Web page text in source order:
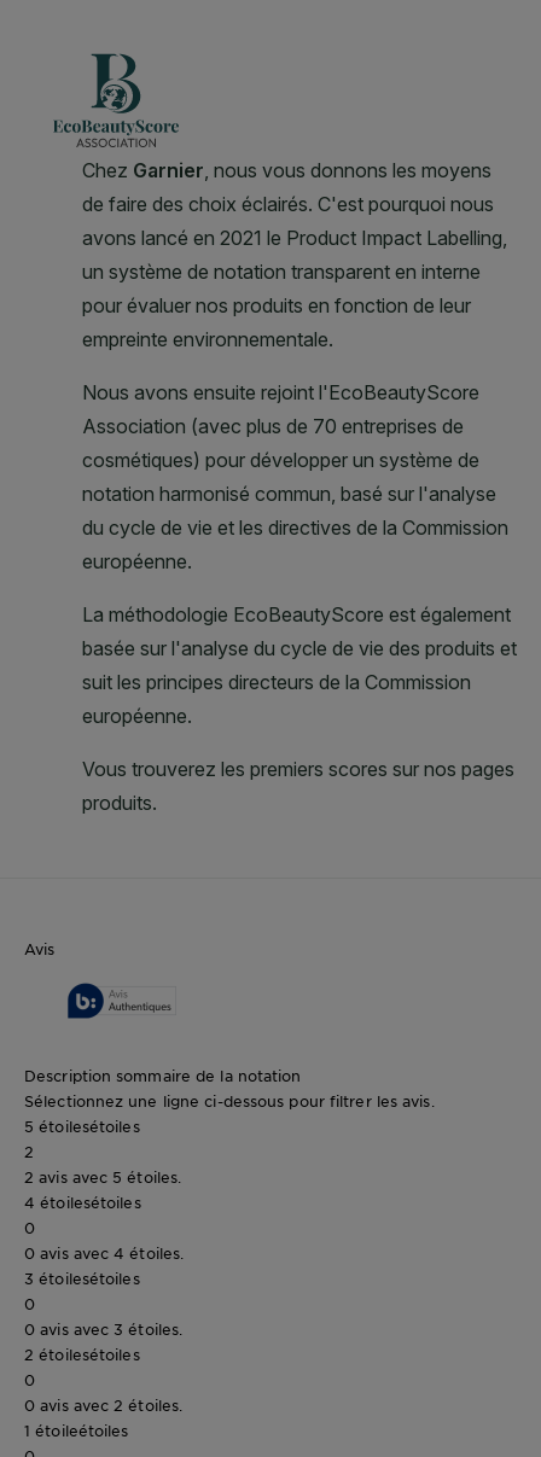
Avis
Description sommaire de la notation
Sélectionnez une ligne ci-dessous pour filtrer les avis.
5 étoilesétoiles
2
2 avis avec 5 étoiles.
4 étoilesétoiles
0
0 avis avec 4 étoiles.
3 étoilesétoiles
0
0 avis avec 3 étoiles.
2 étoilesétoiles
0
0 avis avec 2 étoiles.
1 étoileétoiles